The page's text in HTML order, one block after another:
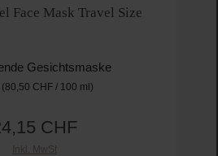
Face Mask Travel Size
Gesichtsmaske
(80,50 CHF / 100 ml)
Regulärer Preis:
CHF
Inkl. MwSt